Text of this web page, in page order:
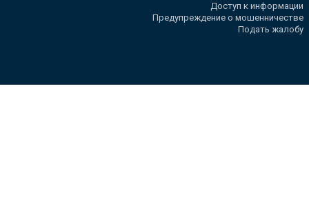
Доступ к информации
Предупреждение о мошенничестве
Подать жалобу